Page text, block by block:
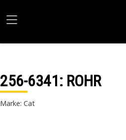
256-6341: ROHR
Marke: Cat